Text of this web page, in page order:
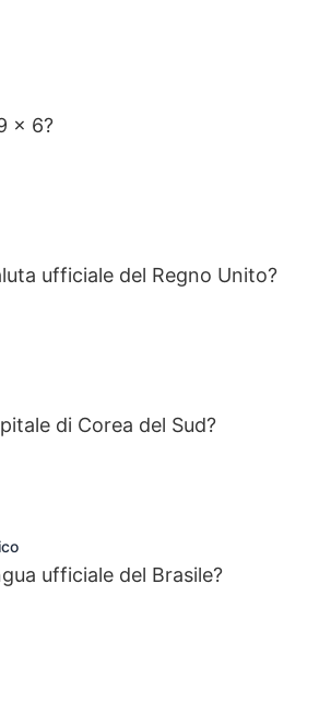
× 6?
ufficiale del Regno Unito?
di Corea del Sud?
ufficiale del Brasile?